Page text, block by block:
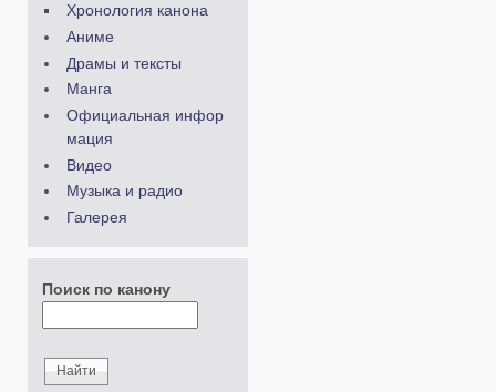
Хронология канона
Аниме
Драмы и тексты
Манга
Официальная инфор
мация
Видео
Музыка и радио
Галерея
Поиск по канону